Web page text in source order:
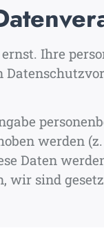
Ihre
werden
Daten
wir sind